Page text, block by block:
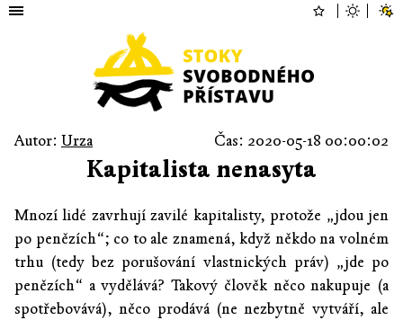
Autor: Urza Čas: 2020-05-18 00:00:02
Kapitalista nenasyta
Mnozí lidé zavrhují zavilé kapitalisty, protože „jdou jen
po penězích“; co to ale znamená, když někdo na volném
trhu (tedy bez porušování vlastnických práv) „jde po
penězích“ a vydělává? Takový člověk něco nakupuje (a
spotřebovává), něco prodává (ne nezbytně vytváří, ale